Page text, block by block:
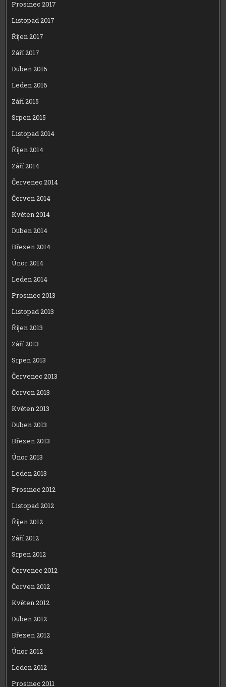
Prosinec 2017
Listopad 2017
Říjen 2017
Září 2017
Duben 2016
Leden 2016
Září 2015
Srpen 2015
Listopad 2014
Říjen 2014
Září 2014
Červenec 2014
Červen 2014
Květen 2014
Duben 2014
Březen 2014
Únor 2014
Leden 2014
Prosinec 2013
Listopad 2013
Říjen 2013
Září 2013
Srpen 2013
Červenec 2013
Červen 2013
Květen 2013
Duben 2013
Březen 2013
Únor 2013
Leden 2013
Prosinec 2012
Listopad 2012
Říjen 2012
Září 2012
Srpen 2012
Červenec 2012
Červen 2012
Květen 2012
Duben 2012
Březen 2012
Únor 2012
Leden 2012
Prosinec 2011